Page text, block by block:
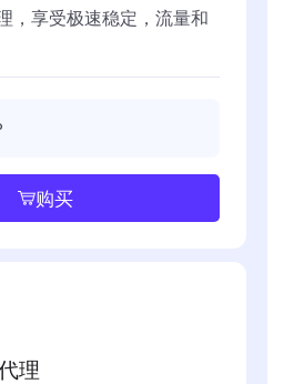
，享受极速稳定，流量和
购买
理